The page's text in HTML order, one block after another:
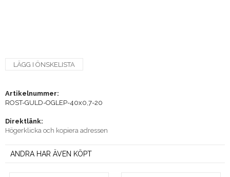
LÄGG I ÖNSKELISTA
Artikelnummer:
ROST-GULD-OGLEP-40x0,7-20
Direktlänk:
Högerklicka och kopiera adressen
ANDRA HAR ÄVEN KÖPT